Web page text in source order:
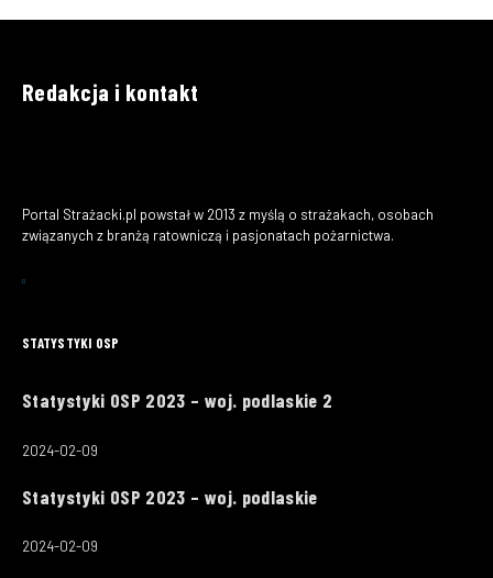
Redakcja i kontakt
Portal Strażacki.pl powstał w 2013 z myślą o strażakach, osobach
związanych z branżą ratowniczą i pasjonatach pożarnictwa.
STATYSTYKI OSP
Statystyki OSP 2023 – woj. podlaskie 2
2024-02-09
Statystyki OSP 2023 – woj. podlaskie
2024-02-09